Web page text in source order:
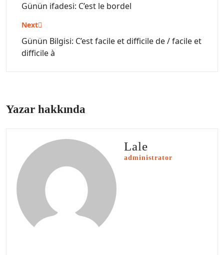
gezinmesi
Günün ifadesi: C’est le bordel
Next
Günün Bilgisi: C’est facile et difficile de / facile et
difficile à
Yazar hakkında
Lale
administrator